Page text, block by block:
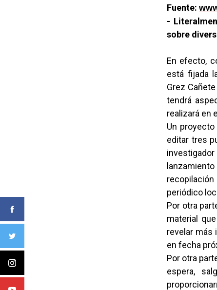
Fuente:
-
sobre
En efecto,
está fijada
Grez
tendrá
realizará en
Un
editar tres
periódico
Por otra
material
revelar más
en fecha
Por otra
espera,